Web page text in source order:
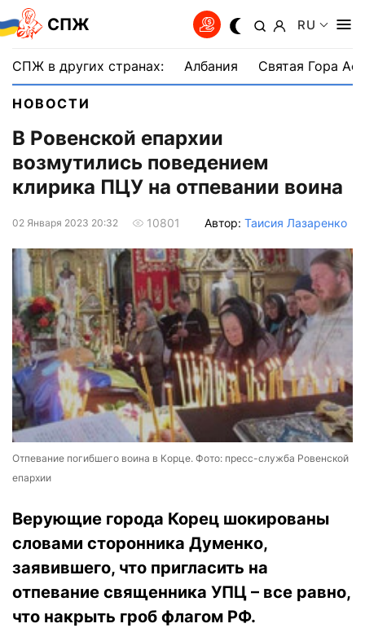
СПЖ RU
СПЖ в других странах: Албания Святая Гора
НОВОСТИ
В Ровенской епархии
возмутились поведением
клирика ПЦУ на отпевании воина
02 Января 2023 20:32 10801 Автор: Таисия Лазаренко
Отпевание погибшего воина в Корце. Фото: пресс-служба Ровенской
епархии
Верующие города Корец шокированы
словами сторонника Думенко,
заявившего, что пригласить на
отпевание священника УПЦ – все равно,
что накрыть гроб флагом РФ.